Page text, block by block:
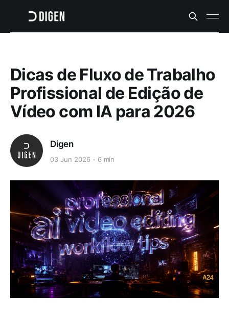
Dicas de Fluxo de Trabalho
Profissional de Edição de
Vídeo com IA para 2026
Digen
03 Jun 2026 6 min